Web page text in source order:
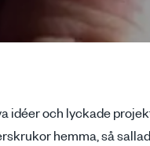
och lyckade
hemma, så